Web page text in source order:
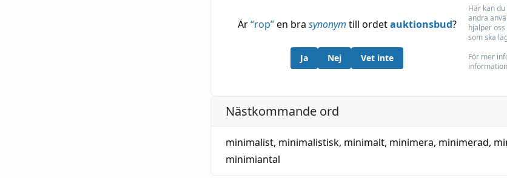
Är“rop”en bra synonym till ordetauktionsbud?
Ja Nej Vet inte
Här kan
andra
hjälper
som ska
För mer
Nästkommande ord
minimalist, minimalistisk, minimalt, minimera, minimerad,
minimiantal